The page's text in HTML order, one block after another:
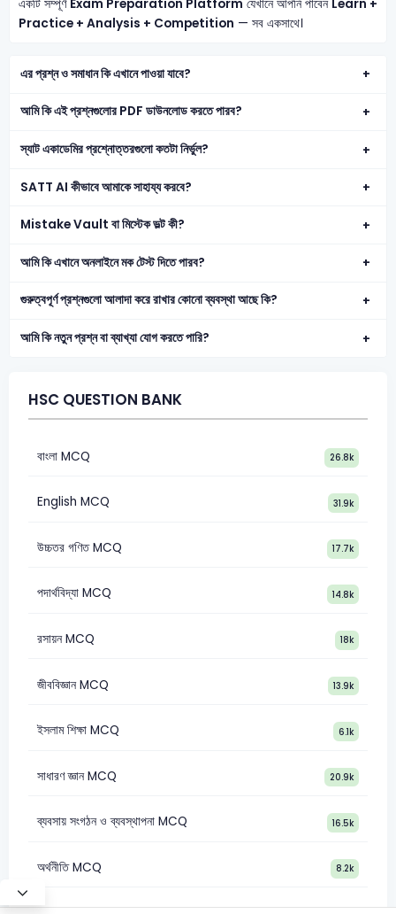
একটি সম্পূর্ণ Exam Preparation Platform যেখানে আপনি পাবেন Learn +
Practice + Analysis + Competition — সব একসাথে।
এর প্রশ্ন ও সমাধান কি এখানে পাওয়া যাবে?
আমি কি এই প্রশ্নগুলোর PDF ডাউনলোড করতে পারব?
স্যাট একাডেমির প্রশ্নোত্তরগুলো কতটা নির্ভুল?
SATT AI কীভাবে আমাকে সাহায্য করবে?
Mistake Vault বা মিস্টেক ভল্ট কী?
আমি কি এখানে অনলাইনে মক টেস্ট দিতে পারব?
গুরুত্বপূর্ণ প্রশ্নগুলো আলাদা করে রাখার কোনো ব্যবস্থা আছে কি?
আমি কি নতুন প্রশ্ন বা ব্যাখ্যা যোগ করতে পারি?
HSC QUESTION BANK
বাংলা MCQ 26.8k
English MCQ 31.9k
উচ্চতর গণিত MCQ 17.7k
পদার্থবিদ্যা MCQ 14.8k
রসায়ন MCQ 18k
জীববিজ্ঞান MCQ 13.9k
ইসলাম শিক্ষা MCQ 6.1k
সাধারণ জ্ঞান MCQ 20.9k
ব্যবসায় সংগঠন ও ব্যবস্থাপনা MCQ 16.5k
অর্থনীতি MCQ 8.2k